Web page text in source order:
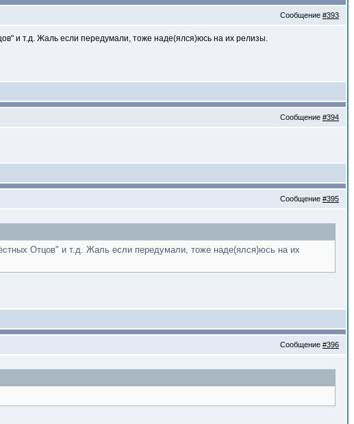
Сообщение #393
и т.д. Жаль если передумали, тоже наде(ялся)юсь на их релизы.
Сообщение #394
Сообщение #395
Отцов" и т.д. Жаль если передумали, тоже наде(ялся)юсь на их
Сообщение #396